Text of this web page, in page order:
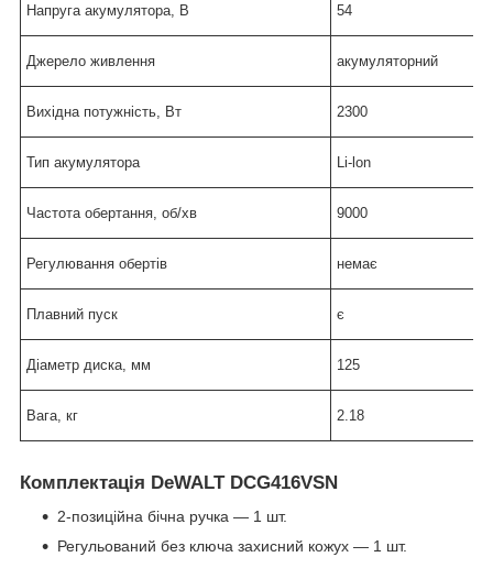
Напруга акумулятора, В 54
Джерело живлення акумуляторний
Вихідна потужність, Вт 2300
Тип акумулятора Li-lon
Частота обертання, об/хв 9000
Регулювання обертів немає
Плавний пуск є
Діаметр диска, мм 125
Вага, кг 2.18
Комплектація DeWALT DCG416VSN
2-позиційна бічна ручка — 1 шт.
Регульований без ключа захисний кожух — 1 шт.